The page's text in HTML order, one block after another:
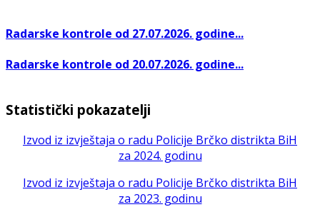
Radarske kontrole od 27.07.2026. godine...
Radarske kontrole od 20.07.2026. godine...
Statistički pokazatelji
Izvod iz izvještaja o radu Policije Brčko distrikta BiH
za 2024. godinu
Izvod iz izvještaja o radu Policije Brčko distrikta BiH
za 2023. godinu